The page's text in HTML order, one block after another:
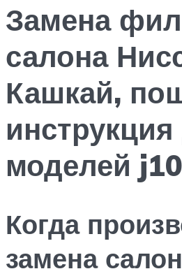
Замена
салона
Кашкай,
моделей
Когда
замена